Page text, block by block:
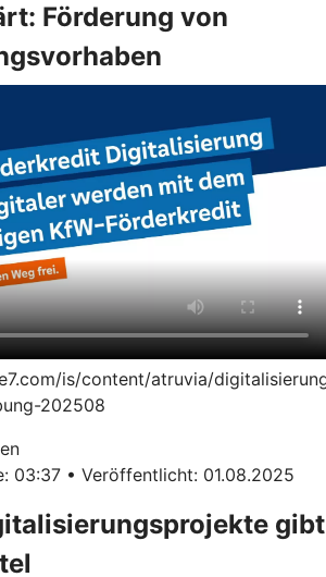
Förderung von
is/content/atruvia/
202508
03:37 • Veröffentlicht: 01.08.2025
gibt